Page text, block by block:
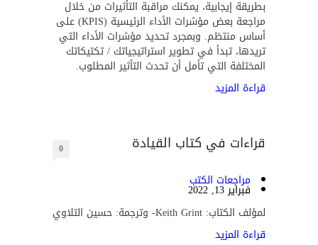
بطريقة إيجابية، يمكنك مراقبة التأثيرات من خلال
مراجعة بعض مؤشرات الأداء الرئيسية (KPIS) على
أساس منتظم. وبمجرد تحديد مؤشرات الأداء التي
تريدها، تبدأ في تطوير استراتيجياتك / تكتيكاتك
المختلفة التي تأمل أن تحدث التأثير المطلوب.
قراءة المزيد
قراءات في كتاب القيادة 0
مراجعات الكتب
فبراير 13, 2022
لمؤلف الكتاب: Keith Grint- وترجمة: حسين التلاوي
قراءة المزيد